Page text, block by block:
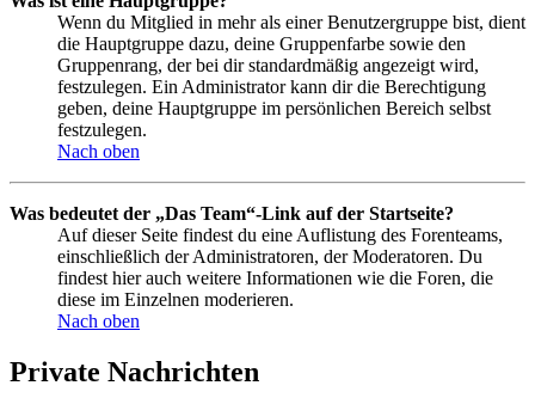
Wenn du Mitglied in mehr als einer Benutzergruppe bist, dient
die Hauptgruppe dazu, deine Gruppenfarbe sowie den
Gruppenrang, der bei dir standardmäßig angezeigt wird,
festzulegen. Ein Administrator kann dir die Berechtigung
geben, deine Hauptgruppe im persönlichen Bereich selbst
festzulegen.
Nach oben
Was bedeutet der „Das Team“-Link auf der Startseite?
Auf dieser Seite findest du eine Auflistung des Forenteams,
einschließlich der Administratoren, der Moderatoren. Du
findest hier auch weitere Informationen wie die Foren, die
diese im Einzelnen moderieren.
Nach oben
Private Nachrichten